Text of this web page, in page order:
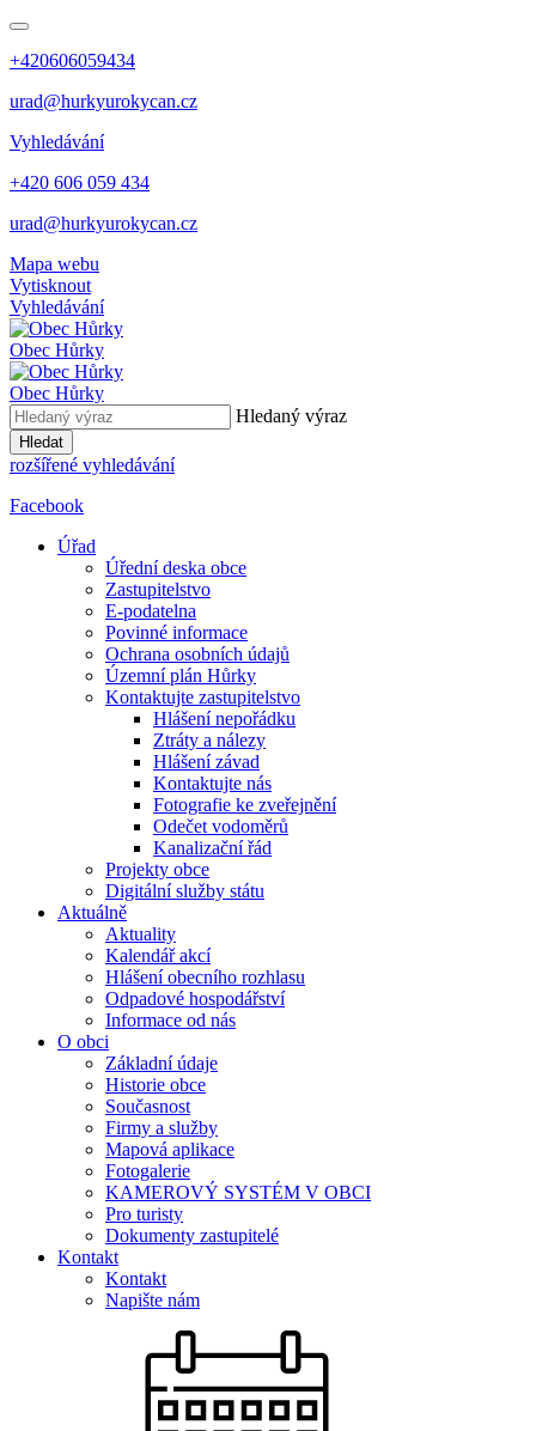
+420606059434
urad@hurkyurokycan.cz
Vyhledávání
+420 606 059 434
urad@hurkyurokycan.cz
Mapa webu
Vytisknout
Vyhledávání
Obec Hůrky
Obec Hůrky
Hledaný výraz
Hledat
rozšířené vyhledávání
Facebook
Úřad
Úřední deska obce
Zastupitelstvo
E-podatelna
Povinné informace
Ochrana osobních údajů
Územní plán Hůrky
Kontaktujte zastupitelstvo
Hlášení nepořádku
Ztráty a nálezy
Hlášení závad
Kontaktujte nás
Fotografie ke zveřejnění
Odečet vodoměrů
Kanalizační řád
Projekty obce
Digitální služby státu
Aktuálně
Aktuality
Kalendář akcí
Hlášení obecního rozhlasu
Odpadové hospodářství
Informace od nás
O obci
Základní údaje
Historie obce
Současnost
Firmy a služby
Mapová aplikace
Fotogalerie
KAMEROVÝ SYSTÉM V OBCI
Pro turisty
Dokumenty zastupitelé
Kontakt
Kontakt
Napište nám